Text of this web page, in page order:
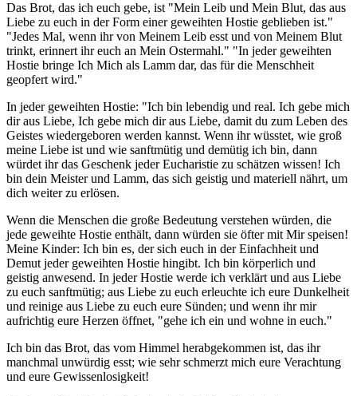
Das Brot, das ich euch gebe, ist "Mein Leib und Mein Blut, das aus
Liebe zu euch in der Form einer geweihten Hostie geblieben ist."
"Jedes Mal, wenn ihr von Meinem Leib esst und von Meinem Blut
trinkt, erinnert ihr euch an Mein Ostermahl." "In jeder geweihten
Hostie bringe Ich Mich als Lamm dar, das für die Menschheit
geopfert wird."
In jeder geweihten Hostie: "Ich bin lebendig und real. Ich gebe mich
dir aus Liebe, Ich gebe mich dir aus Liebe, damit du zum Leben des
Geistes wiedergeboren werden kannst. Wenn ihr wüsstet, wie groß
meine Liebe ist und wie sanftmütig und demütig ich bin, dann
würdet ihr das Geschenk jeder Eucharistie zu schätzen wissen! Ich
bin dein Meister und Lamm, das sich geistig und materiell nährt, um
dich weiter zu erlösen.
Wenn die Menschen die große Bedeutung verstehen würden, die
jede geweihte Hostie enthält, dann würden sie öfter mit Mir speisen!
Meine Kinder: Ich bin es, der sich euch in der Einfachheit und
Demut jeder geweihten Hostie hingibt. Ich bin körperlich und
geistig anwesend. In jeder Hostie werde ich verklärt und aus Liebe
zu euch sanftmütig; aus Liebe zu euch erleuchte ich eure Dunkelheit
und reinige aus Liebe zu euch eure Sünden; und wenn ihr mir
aufrichtig eure Herzen öffnet, "gehe ich ein und wohne in euch."
Ich bin das Brot, das vom Himmel herabgekommen ist, das ihr
manchmal unwürdig esst; wie sehr schmerzt mich eure Verachtung
und eure Gewissenlosigkeit!